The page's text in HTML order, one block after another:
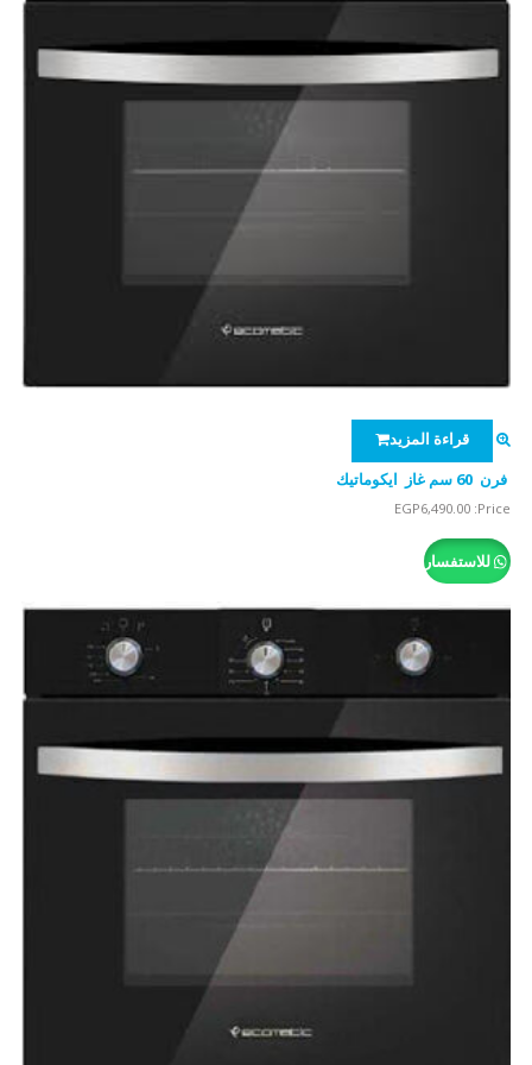
قراءة المزيد
فرن 60 سم غاز ايكوماتيك
Price:
EGP6,490.00
للاستفسار